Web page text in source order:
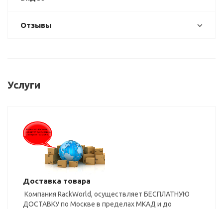
Отзывы
Услуги
Доставка товара
Компания RackWorld, осуществляет БЕСПЛАТНУЮ
ДОСТАВКУ по Москве в пределах МКАД и до